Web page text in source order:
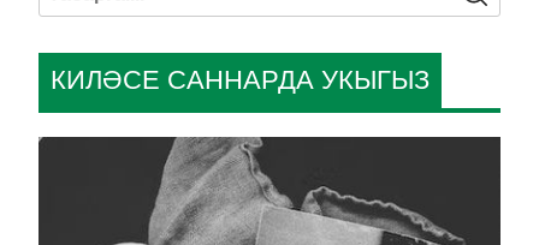
КИЛӘСЕ САННАРДА УКЫГЫЗ